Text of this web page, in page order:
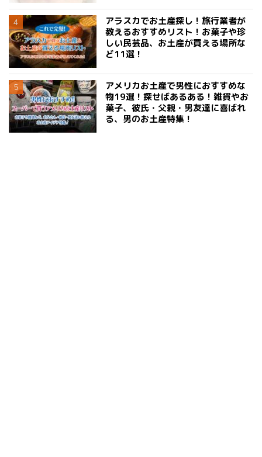
アラスカでお土産探し！旅行業者が
教えるおすすめリスト！お菓子や珍
しい民芸品、お土産が買える場所な
ど11選！
アメリカお土産で男性におすすめな
物19選！探せばあるある！雑貨やお
菓子、彼氏・父親・男友達に喜ばれ
る、男のお土産特集！